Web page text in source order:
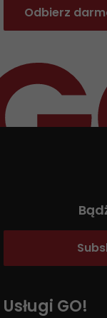
Odbierz
Usługi GO!